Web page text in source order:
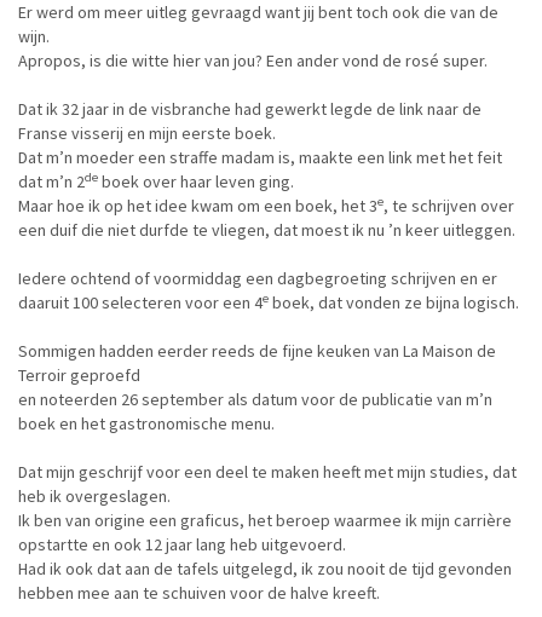
Er werd om meer uitleg gevraagd want jij bent toch ook die van de
wijn.
Apropos, is die witte hier van jou? Een ander vond de rosé super.
Dat ik 32 jaar in de visbranche had gewerkt legde de link naar de
Franse visserij en mijn eerste boek.
Dat m’n moeder een straffe madam is, maakte een link met het feit
dat m’n 2de boek over haar leven ging.
Maar hoe ik op het idee kwam om een boek, het 3e, te schrijven over
een duif die niet durfde te vliegen, dat moest ik nu ’n keer uitleggen.
Iedere ochtend of voormiddag een dagbegroeting schrijven en er
daaruit 100 selecteren voor een 4e boek, dat vonden ze bijna logisch.
Sommigen hadden eerder reeds de fijne keuken van La Maison de
Terroir geproefd
en noteerden 26 september als datum voor de publicatie van m’n
boek en het gastronomische menu.
Dat mijn geschrijf voor een deel te maken heeft met mijn studies, dat
heb ik overgeslagen.
Ik ben van origine een graficus, het beroep waarmee ik mijn carrière
opstartte en ook 12 jaar lang heb uitgevoerd.
Had ik ook dat aan de tafels uitgelegd, ik zou nooit de tijd gevonden
hebben mee aan te schuiven voor de halve kreeft.